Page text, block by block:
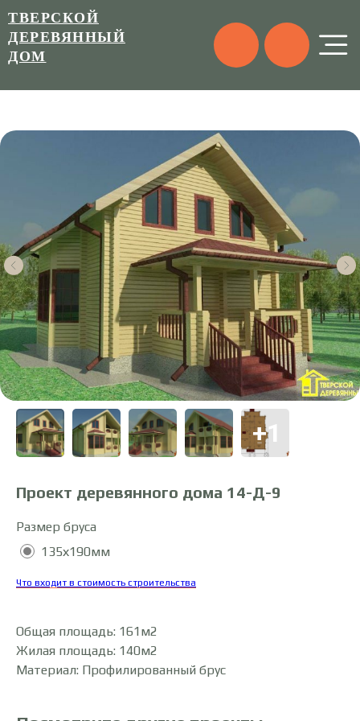
ТВЕРСКОЙ
ДЕРЕВЯННЫЙ
ДОМ
Проект деревянного дома 14-Д-9
Размер бруса
135х190мм
Что входит в стоимость строительства
Общая площадь: 161м2
Жилая площадь: 140м2
Материал: Профилированный брус